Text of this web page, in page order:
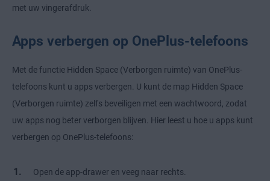
met uw vingerafdruk.
Apps verbergen op OnePlus-telefoons
Met de functie Hidden Space (Verborgen ruimte) van OnePlus-
telefoons kunt u apps verbergen. U kunt de map Hidden Space
(Verborgen ruimte) zelfs beveiligen met een wachtwoord, zodat
uw apps nog beter verborgen blijven. Hier leest u hoe u apps kunt
verbergen op OnePlus-telefoons:
Open de app-drawer en veeg naar rechts.